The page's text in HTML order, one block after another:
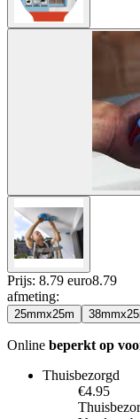
Prijs: 8.79 euro8.79
afmeting:
25mmx25m
Online beperkt op
Thuisbezorgd
€4.95